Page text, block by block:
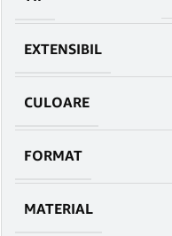
EXTENSIBIL
CULOARE
FORMAT
MATERIAL